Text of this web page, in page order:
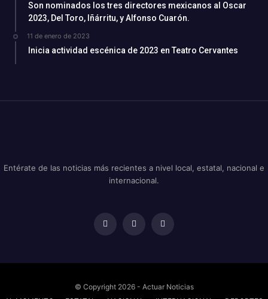
Son nominados los tres directores mexicanos al Oscar
2023, Del Toro, Iñárritu, y Alfonso Cuarón.
11 de enero de 2023
Inicia actividad escénica de 2023 en Teatro Cervantes
Entérate de las noticias más recientes a nivel local, estatal, nacional e
internacional.
© Copyright 2026 - Actuar Noticias